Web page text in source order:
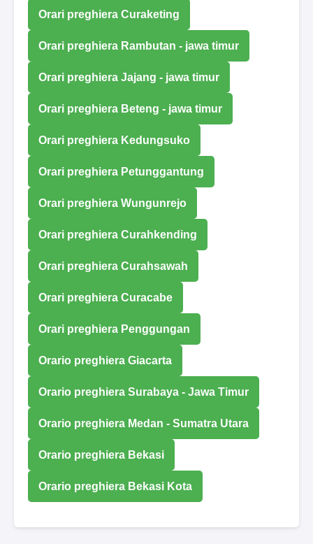
Orari preghiera Curaketing
Orari preghiera Rambutan - jawa timur
Orari preghiera Jajang - jawa timur
Orari preghiera Beteng - jawa timur
Orari preghiera Kedungsuko
Orari preghiera Petunggantung
Orari preghiera Wungunrejo
Orari preghiera Curahkending
Orari preghiera Curahsawah
Orari preghiera Curacabe
Orari preghiera Penggungan
Orario preghiera Giacarta
Orario preghiera Surabaya - Jawa Timur
Orario preghiera Medan - Sumatra Utara
Orario preghiera Bekasi
Orario preghiera Bekasi Kota